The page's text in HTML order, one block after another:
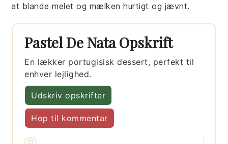
at blandemelet og mælken hurtigt og jævnt.
Pastel De Nata Opskrift
En lækker portugisisk dessert, perfekt til
enhver lejlighed.
Udskriv opskrifter
Hop til kommentar